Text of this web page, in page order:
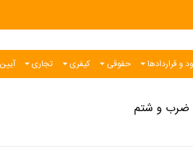
و قراردادها حقوقی کیفری تجاری
ضرب و شتم